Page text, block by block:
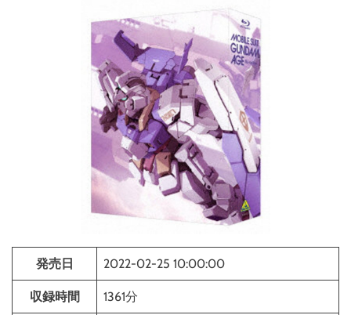
発売日 2022-02-25 10:00:00
収録時間 1361分